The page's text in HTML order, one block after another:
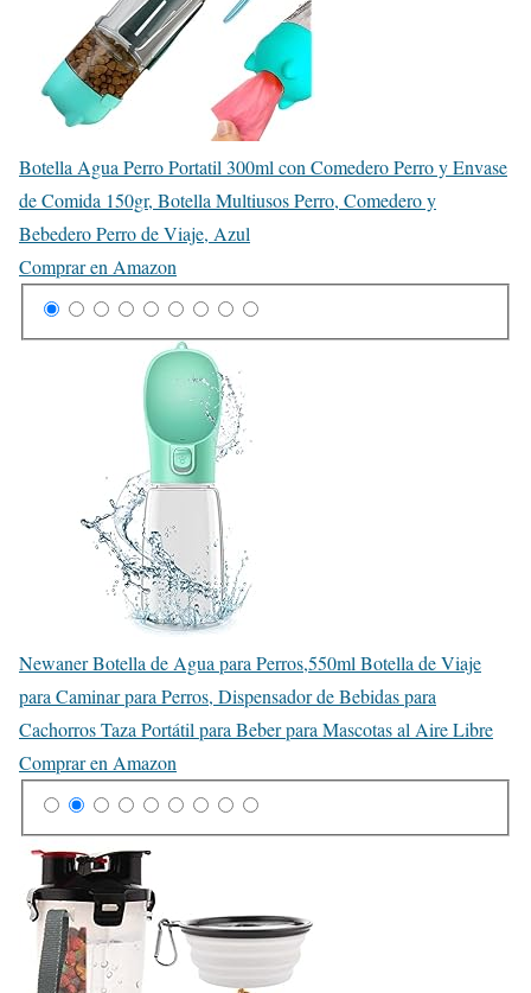
Botella Agua Perro Portatil 300ml con Comedero Perro y Envase
de Comida 150gr, Botella Multiusos Perro, Comedero y
Bebedero Perro de Viaje, Azul
Comprar en Amazon
Newaner Botella de Agua para Perros,550ml Botella de Viaje
para Caminar para Perros, Dispensador de Bebidas para
Cachorros Taza Portátil para Beber para Mascotas al Aire Libre
Comprar en Amazon